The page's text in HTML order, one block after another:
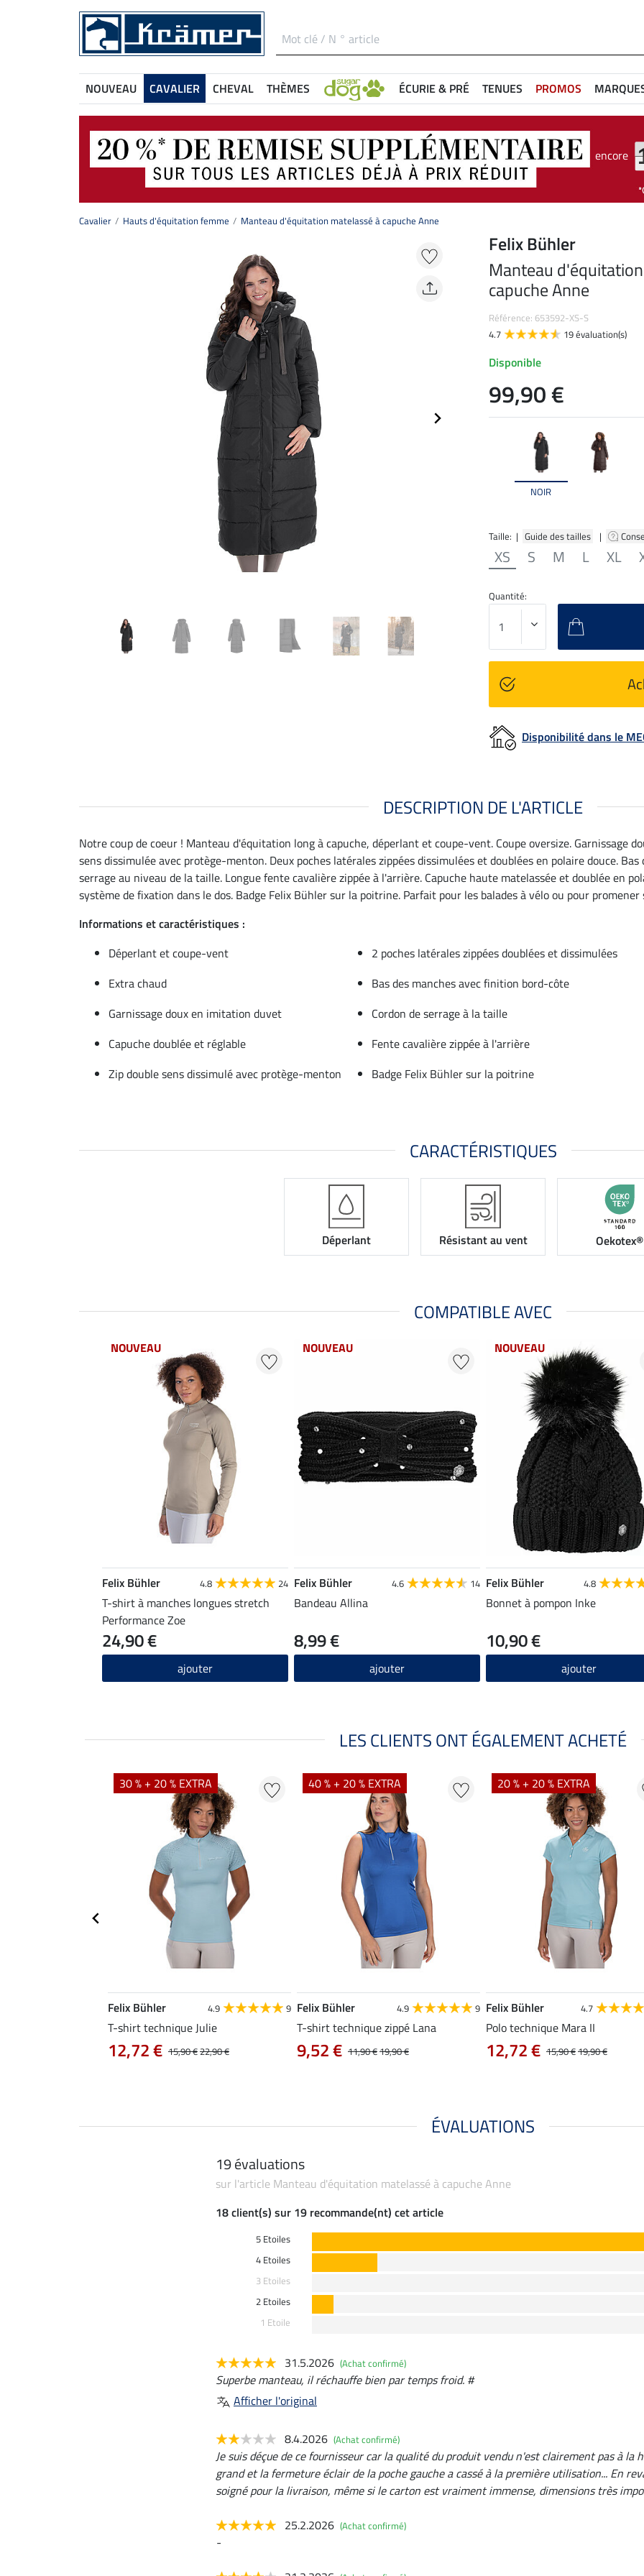
NOUVEAU CAVALIER CHEVAL THÈMES ÉCURIE & PRÉ TENUES PROMOS
encore
Cavalier Hauts d'équitation femme Manteau d'équitation matelassé à capuche Anne
NOIR
Taille: | Guide des tailles |
XS S M L XL
Felix Bühler
Manteau
capuche Anne
Référence: 653592-XS-S
4.7
19 évaluation(s)
Disponible
99,90 €
Quantité:
Disponibilité dans le
DESCRIPTION DE L'ARTICLE
Notre coup de coeur ! Manteau d'équitation long à capuche, déperlant et coupe-vent. Coupe oversize. Garnissage
sens dissimulée avec protège-menton. Deux poches latérales zippées dissimulées et doublées en polaire douce.
serrage au niveau de la taille. Longue fente cavalière zippée à l'arrière. Capuche haute matelassée et doublée en
système de fixation dans le dos. Badge Felix Bühler sur la poitrine. Parfait pour les balades à vélo ou pour promener
Informations et caractéristiques :
Déperlant et coupe-vent
2 poches latérales zippées doublées et dissimulées
Extra chaud
Bas des manches avec finition bord-côte
Garnissage doux en imitation duvet
Cordon de serrage à la taille
Capuche doublée et réglable
Fente cavalière zippée à l'arrière
Zip double sens dissimulé avec protège-menton
Badge Felix Bühler sur la poitrine
CARACTÉRISTIQUES
Déperlant Résistant au vent Oekotex®
COMPATIBLE AVEC
NOUVEAU
Felix Bühler 4.8 24
T-shirt à manches longues stretch
Performance Zoe
24,90 €
ajouter
NOUVEAU
Felix Bühler 4.6 14
Bandeau Allina
8,99 €
ajouter
NOUVEAU
Felix Bühler 4.8
Bonnet à pompon Inke
10,90 €
ajouter
LES CLIENTS ONT ÉGALEMENT ACHETÉ
30 % + 20 % EXTRA
Felix Bühler 4.9 9
T-shirt technique Julie
15,90 €22,90 €
12,72 €
40 % + 20 % EXTRA
Felix Bühler 4.9 9
T-shirt technique zippé Lana
11,90 €19,90 €
9,52 €
20 % + 20 % EXTRA
Felix Bühler 4.7
Polo technique Mara II
15,90 €19,90 €
12,72 €
ÉVALUATIONS
19 évaluations
sur l'article Manteau d'équitation matelassé à capuche Anne
18 client(s) sur 19 recommande(nt) cet article
5 Etoiles
4 Etoiles
3 Etoiles
2 Etoiles
1 Etoile
31.5.2026 (Achat confirmé)
Superbe manteau, il réchauffe bien par temps froid. #
Afficher l'original
8.4.2026 (Achat confirmé)
Je suis déçue de ce fournisseur car la qualité du produit vendu n'est clairement pas à la
grand et la fermeture éclair de la poche gauche a cassé à la première utilisation... En
soigné pour la livraison, même si le carton est vraiment immense, dimensions très
25.2.2026 (Achat confirmé)
-